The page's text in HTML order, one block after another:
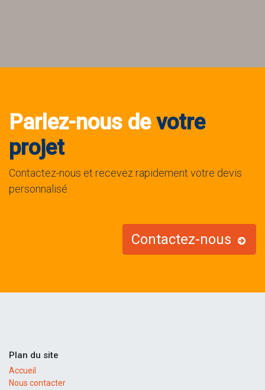
Parlez-nous devotre
projet
Contactez-nous et recevez rapidement votre devis
personnalisé
Contactez-nous
Plan du site
Accueil
Nous contacter